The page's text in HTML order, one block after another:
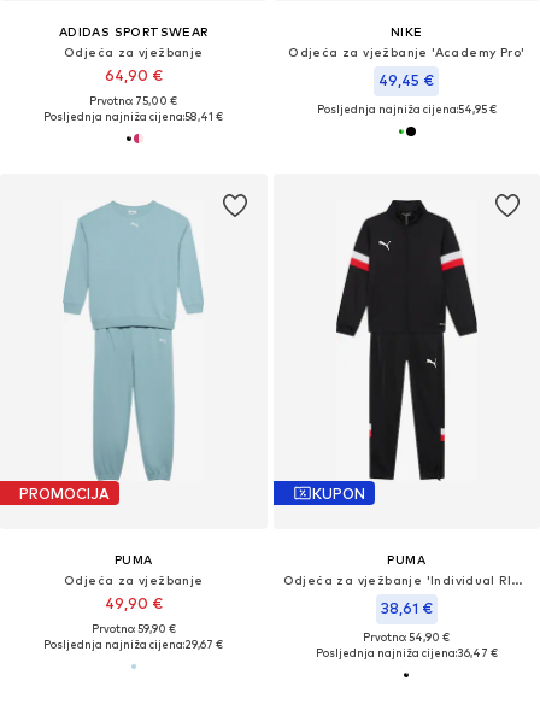
ADIDAS SPORTSWEAR
Odjeća za vježbanje
64,90 €
Prvotno: 75,00 €
Posljednja najniža cijena:58,41 €
NIKE
Odjeća za vježbanje 'Academy Pro'
49,45 €
Posljednja najniža cijena:54,95 €
PROMOCIJA
PUMA
Odjeća za vježbanje
49,90 €
Prvotno: 59,90 €
Posljednja najniža cijena:29,67 €
KUPON
PUMA
Odjeća za vježbanje 'Individual RISE'
38,61 €
Prvotno: 54,90 €
Posljednja najniža cijena:36,47 €